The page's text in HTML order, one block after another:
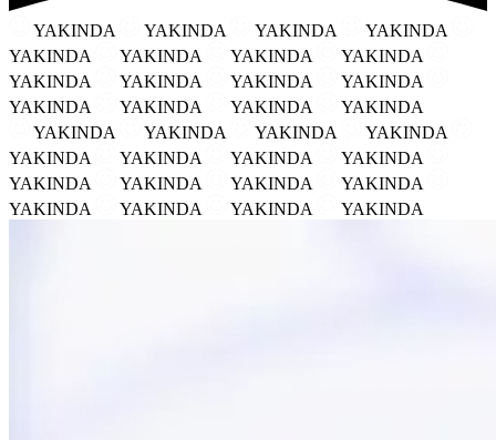
YAKINDA YAKINDA YAKINDA
YAKINDA
YAKINDA
YAKINDA YAKINDA
YAKINDA
YAKINDA
YAKINDA YAKINDA
YAKINDA
YAKINDA
YAKINDA YAKINDA
YAKINDA
YAKINDA
YAKINDA YAKINDA
YAKINDA
YAKINDA
YAKINDA YAKINDA
YAKINDA
YAKINDA
YAKINDA YAKINDA
YAKINDA
YAKINDA
YAKINDA YAKINDA YAKINDA